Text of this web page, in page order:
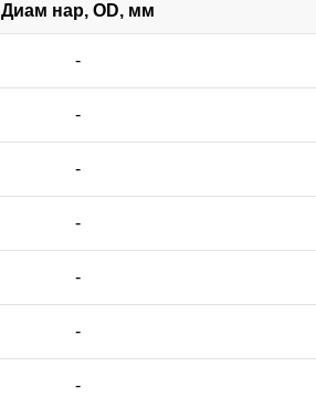
Диам нар, OD, мм
-
-
-
-
-
-
-